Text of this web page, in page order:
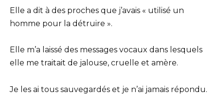
Elle a dit à des proches que j’avais « utilisé un
homme pour la détruire ».
Elle m’a laissé des messages vocaux dans lesquels
elle me traitait de jalouse, cruelle et amère.
Je les ai tous sauvegardés et je n’ai jamais répondu.